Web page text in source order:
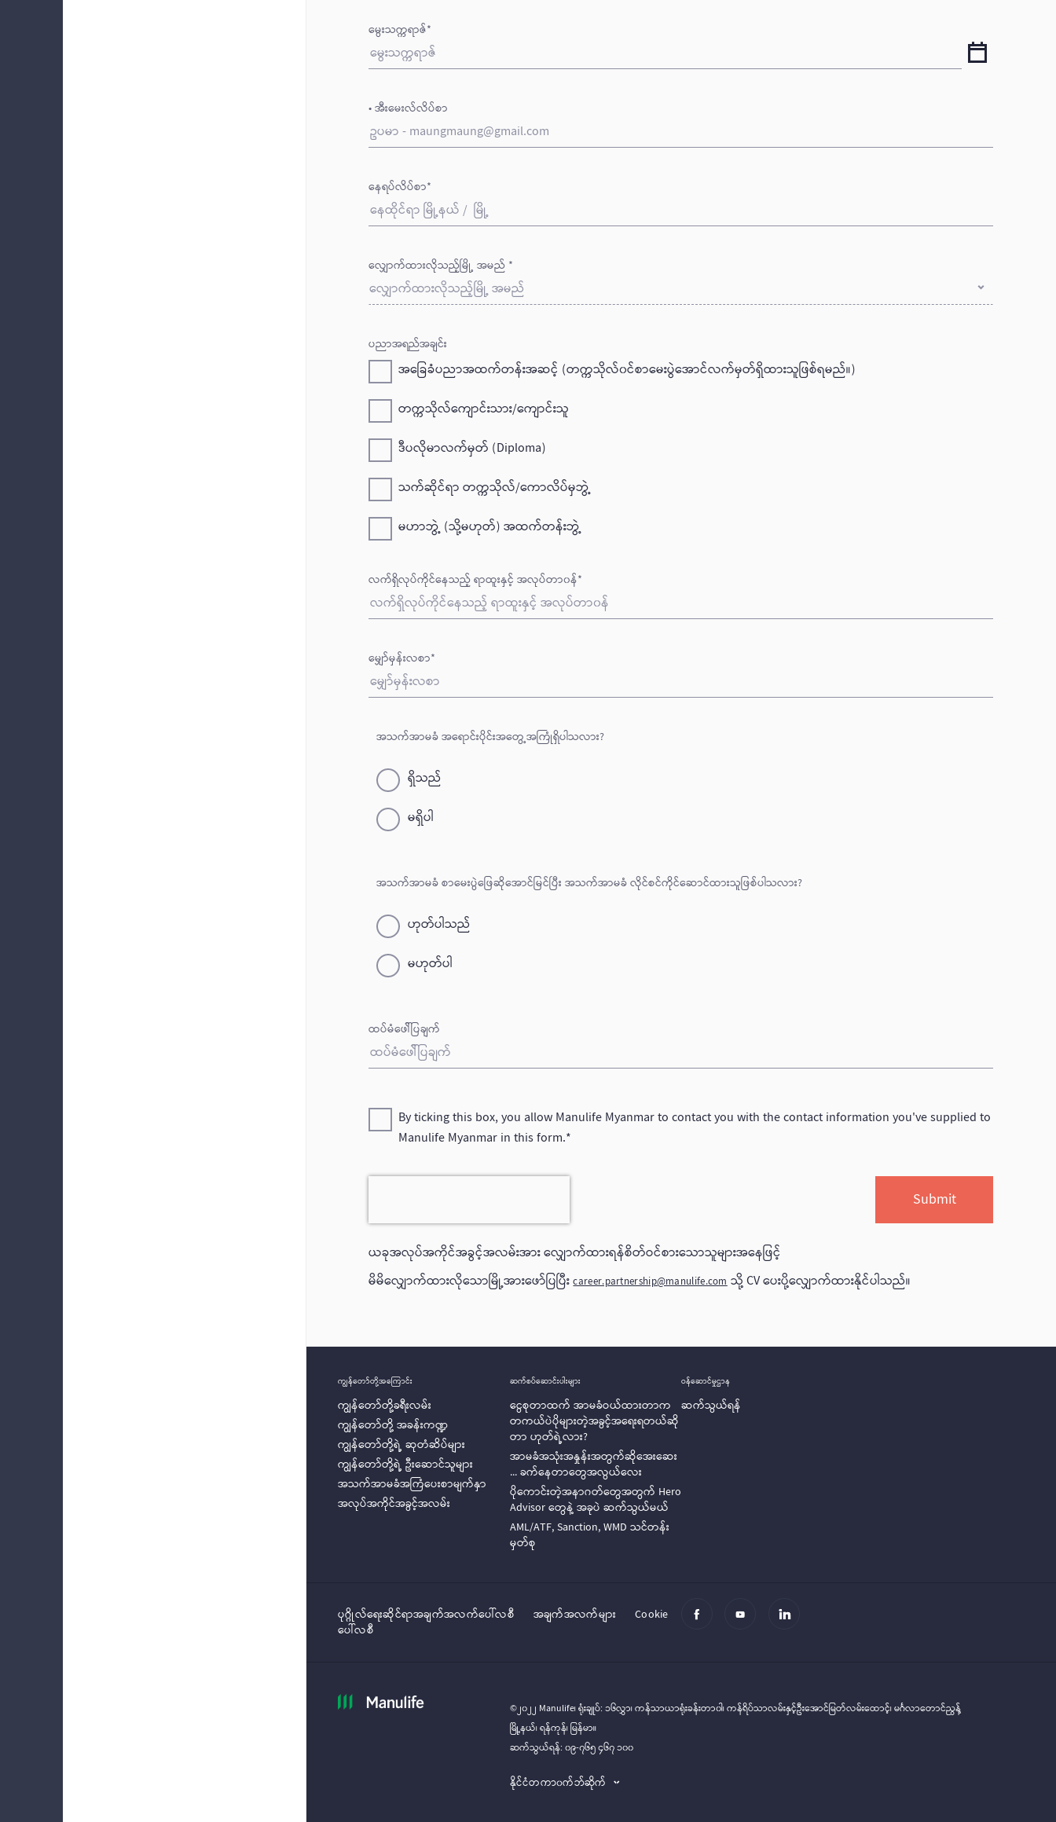
မွေးသက္ကရာဇ်*
• အီးမေးလ်လိပ်စာ
နေရပ်လိပ်စာ*
လျှောက်ထားလိုသည့်မြို့ အမည် *
လျှောက်ထားလိုသည့်မြို့ အမည်
ပညာအရည်အချင်း
အခြေခံပညာအထက်တန်းအဆင့် (တက္ကသိုလ်၀င်စာမေးပွဲအောင်လက်မှတ်ရှိထားသူဖြစ်ရမည်။)
တက္ကသိုလ်ကျောင်းသား/ကျောင်းသူ
ဒီပလိုမာလက်မှတ် (Diploma)
သက်ဆိုင်ရာ တက္ကသိုလ်/ကောလိပ်မှဘွဲ့
မဟာဘွဲ့ (သို့မဟုတ်) အထက်တန်းဘွဲ့
လက်ရှိလုပ်ကိုင်နေသည့် ရာထူးနှင့် အလုပ်တာ၀န်*
မျှော်မှန်းလစာ*
အသက်အာမခံ အရောင်းပိုင်းအတွေ့အကြုံရှိပါသလား?
ရှိသည်
မရှိပါ
အသက်အာမခံ စာမေးပွဲဖြေဆိုအောင်မြင်ပြီး အသက်အာမခံ လိုင်စင်ကိုင်ဆောင်ထားသူဖြစ်ပါသလား?
ဟုတ်ပါသည်
မဟုတ်ပါ
ထပ်မံဖေါ််ပြချက်
By ticking this box, you allow Manulife Myanmar to contact you with the contact information you've supplied to
Manulife Myanmar in this form.
ယခုအလုပ်အကိုင်အခွင့်အလမ်းအား လျှောက်ထားရန်စိတ်ဝင်စားသောသူများအနေဖြင့်
မိမိလျှောက်ထားလိုသောမြို့အားဖော်ပြပြီးcareer.partnership@manulife.comသို့ CV ပေးပို့လျှောက်ထားနိုင်ပါသည်။
ကျွန်တော်တို့အ‌ကြောင်း
ကျွန်တော်တို့ခရီးလမ်း
ကျွန်တော်တို့ အခန်းကဏ္ဍ
ကျွန်တော်တို့ရဲ့ ဆုတံဆိပ်များ
ကျွန်တော်တို့ရဲ့ ဦးဆောင်သူများ
အသက်အာမခံအကြံပေးစာမျက်နှာ
အလုပ်အကိုင်အခွင့်အလမ်း
ဆက်စပ်ဆောင်းပါးများ
ငွေစုတာထက် အာမခံဝယ်ထားတာက
တကယ်ပဲပိုများတဲ့အခွင့်အရေးရတယ်ဆို
တာ ဟုတ်ရဲ့လား?
အာမခံအသုံးအနှုန်းအတွက်ဆိုအေးဆေး
... ခက်နေတာတွေအလွယ်လေး
ပိုကောင်းတဲ့အနာဂတ်တွေအတွက် Hero
Advisor တွေနဲ့ အခုပဲ ဆက်သွယ်မယ်
AML/ATF, Sanction, WMD သင်တန်း
မှတ်စု
ဝန်ဆောင်မှုဌာန
ဆက်သွယ်ရန်
ပုဂ္ဂိုလ်‌‌‌‌ရေးဆိုင်ရာအချက်အလက်ပေါ်လစီ အချက်အလက်များ
Cookie
ပေါ်လစီ
©၂၀၂၂ Manulife၊ ရုံးချုပ်: ၁၆လွှာ၊ ကန်သာယာရုံးခန်းတာ၀ါ၊ ကန်ရိပ်သာလမ်းနှင့်ဦးအောင်မြတ်လမ်း‌‌ထောင့်၊ မင်္ဂလာတောင်ညွန့်
မြို့နယ်၊ ရန်ကုန်၊ မြန်မာ။
ဆက်သွယ်ရန်: ၀၉-၇၆၅ ၄၆၇ ၁၀၀
နိုင်ငံတကာ၀က်ဘ်ဆိုက်